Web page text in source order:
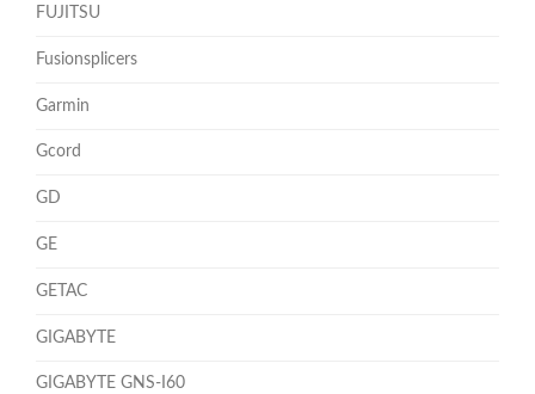
FUJITSU
Fusionsplicers
Garmin
Gcord
GD
GE
GETAC
GIGABYTE
GIGABYTE GNS-I60